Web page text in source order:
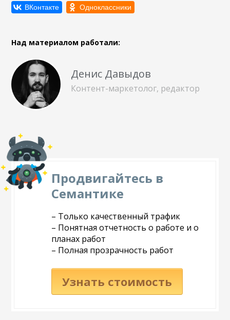
Над материалом работали:
Денис Давыдов
Контент-маркетолог, редактор
Продвигайтесь в
Семантике
– Только качественный трафик
– Понятная отчетность о работе и о
планах работ
– Полная прозрачность работ
Узнать стоимость